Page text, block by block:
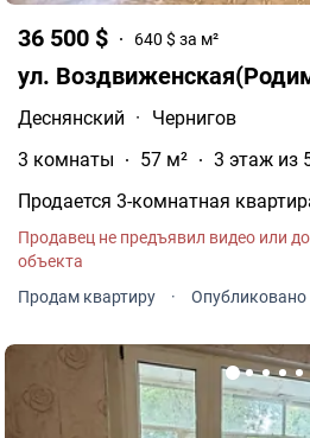
36 500 $ 640 $ за м²
ул.
Деснянский ·
Чернигов
3 комнаты
57 м²
3 этаж из
Продается 3-комнатная
отдельная, одна проходная.
Продавец не предъявил видео или
объекта
Продам квартиру
·